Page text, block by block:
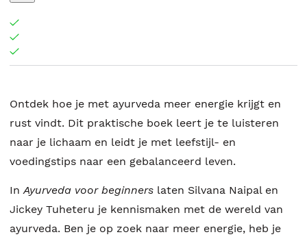
Ontdek hoe je met ayurveda meer energie krijgt en
rust vindt. Dit praktische boek leert je te luisteren
naar je lichaam en leidt je met leefstijl- en
voedingstips naar een gebalanceerd leven.
InAyurveda voor beginners laten Silvana Naipal en
Jickey Tuheteru je kennismaken met de wereld van
ayurveda. Ben je op zoek naar meer energie, heb je